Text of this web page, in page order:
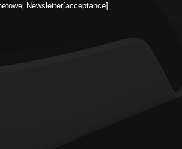
Newsletter[acceptance]